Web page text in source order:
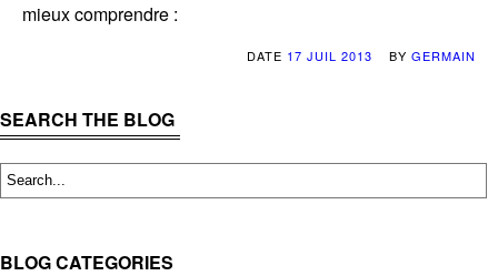
mieux comprendre :
DATE 17 JUIL 2013 BY GERMAIN
SEARCH THE BLOG
BLOG CATEGORIES